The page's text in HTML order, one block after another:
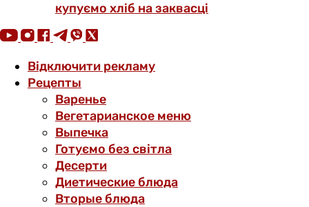
купуємо хліб на заквасці
Відключити рекламу
Рецепты
Варенье
Вегетарианское меню
Выпечка
Готуємо без світла
Десерти
Диетические блюда
Вторые блюда